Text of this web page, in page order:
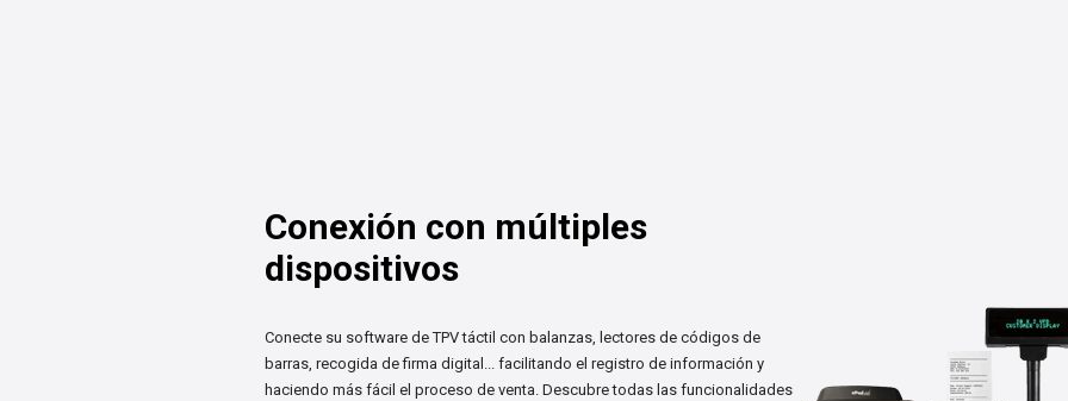
Conexión con múltiples
dispositivos
Conecte su software de TPV táctil con balanzas, lectores de códigos de
barras, recogida de firma digital... facilitando el registro de información y
haciendo más fácil el proceso de venta. Descubre todas las funcionalidades